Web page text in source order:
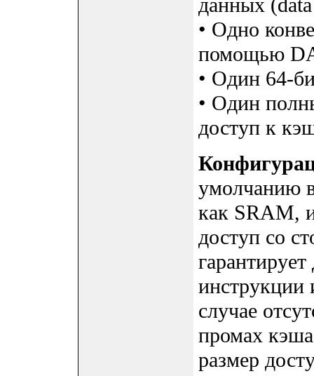
данных
• Одно
помощью
• Один 64-
• Один
доступ к
умолчанию
как SRAM,
доступ со
инструкции
случае
промах
размер